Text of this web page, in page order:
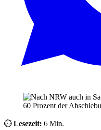
⏱️ Lesezeit: 6 Min.